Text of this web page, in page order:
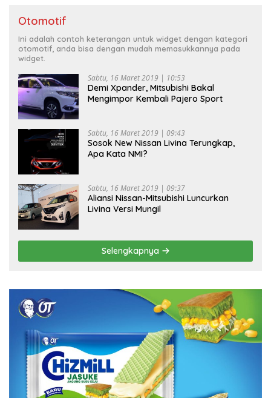
Otomotif
Ini adalah contoh keterangan untuk widget dengan kategori
otomotif, anda bisa dengan mudah memasukkannya pada
widget.
Sabtu, 16 Maret 2019 | 10:53
Demi Xpander, Mitsubishi Bakal
Mengimpor Kembali Pajero Sport
Sabtu, 16 Maret 2019 | 09:43
Sosok New Nissan Livina Terungkap,
Apa Kata NMI?
Sabtu, 16 Maret 2019 | 09:37
Aliansi Nissan-Mitsubishi Luncurkan
Livina Versi Mungil
Selengkapnya